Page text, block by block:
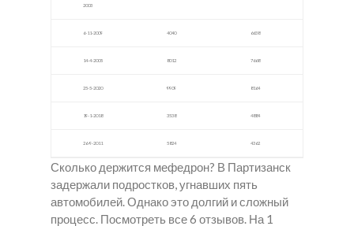
2003
6-11-2009 4040 6638
14-4-2005 8012 7668
25-5-2020 9909 8164
19-1-2018 3538 4884
26-9-2011 5824 4362
Сколько держится мефедрон? В Партизанск
задержали подростков, угнавших пять
автомобилей. Однако это долгий и сложный
процесс. Посмотреть все 6 отзывов. На 1